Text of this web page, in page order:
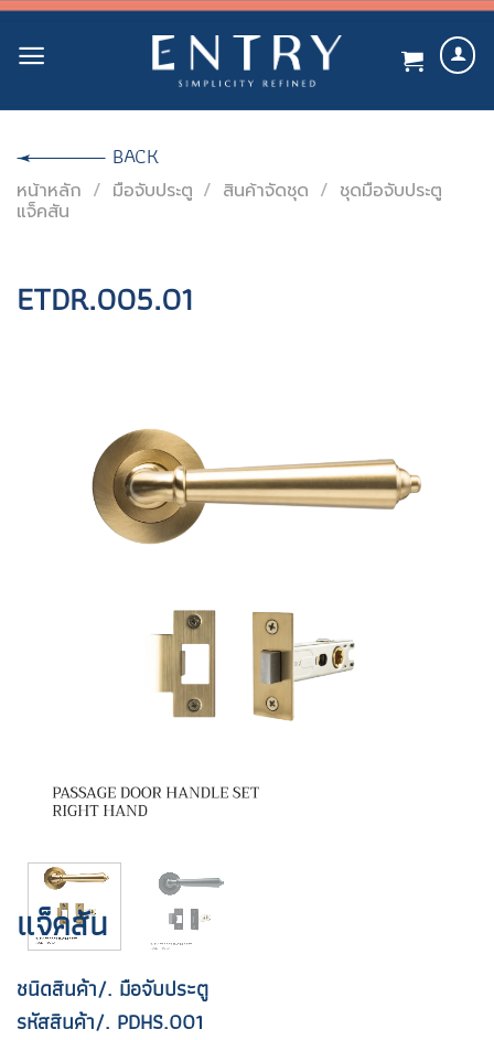
Skip
content
BACK
หน้าหลัก / มือจับประตู / สินค้าจัดชุด / ชุดมือจับประตู
แจ็คสัน
ETDR.005.01
แจ็คสัน
ชนิดสินค้า/. มือจับประตู
รหัสสินค้า/. PDHS.001